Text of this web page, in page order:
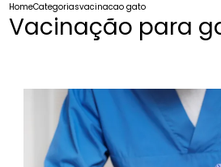
HomeCategoriasvacinacao gatos
Vacinação para